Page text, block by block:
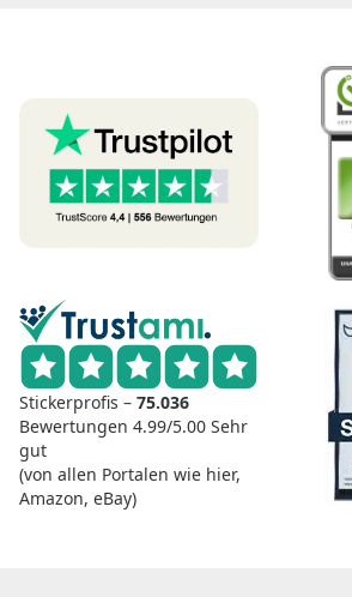
Stickerprofis – 75.036
Bewertungen 4.99/5.00 Sehr
gut
(von allen Portalen wie hier,
Amazon, eBay)